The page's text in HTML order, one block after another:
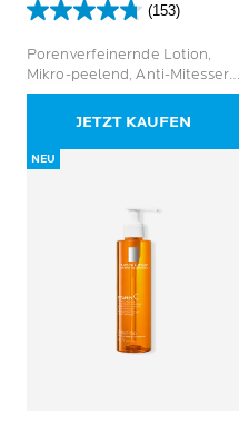
(153)
4.7
5
Sternen.
Bewertungen
Porenverfeinernde Lotion,
Mikro-peelend, Anti-Mitesser,
reinigend, klärend
JETZT KAUFEN
NEU